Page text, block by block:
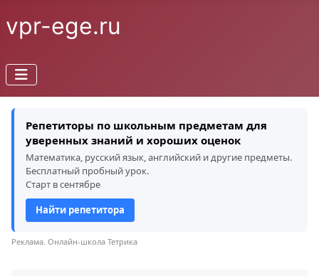
vpr-ege.ru
Репетиторы по школьным предметам для
уверенных знаний и хороших оценок
Математика, русский язык, английский и другие предметы.
Бесплатный пробный урок.
Старт в сентябре
Найти репетитора
Реклама. Онлайн-школа Тетрика